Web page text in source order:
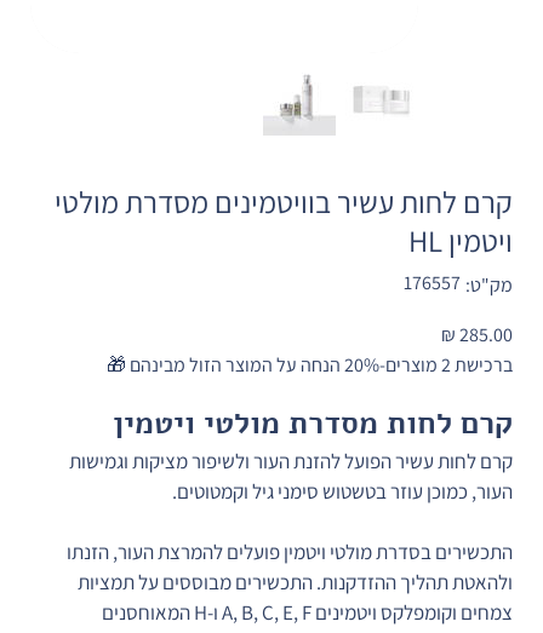
קרם לחות עשיר בוויטמינים מסדרת מולטי
ויטמין HL
מק"ט:
מק"ט
176557
176557
ברכישת 2 מוצרים-20% הנחה על המוצר הזול מבינהם 🎁
קרם לחות מסדרת מולטי ויטמין
קרם לחות עשיר הפועל להזנת העור ולשיפור מציקות וגמישות
העור, כמוכן עוזר בטשטוש סימני גיל וקמטוטים.
התכשירים בסדרת מולטי ויטמין פועלים להמרצת העור, הזנתו
ולהאטת תהליך ההזדקנות. התכשירים מבוססים על תמציות
צמחים וקומפלקס ויטמינים A, B, C, E, F ו-H המאוחסנים